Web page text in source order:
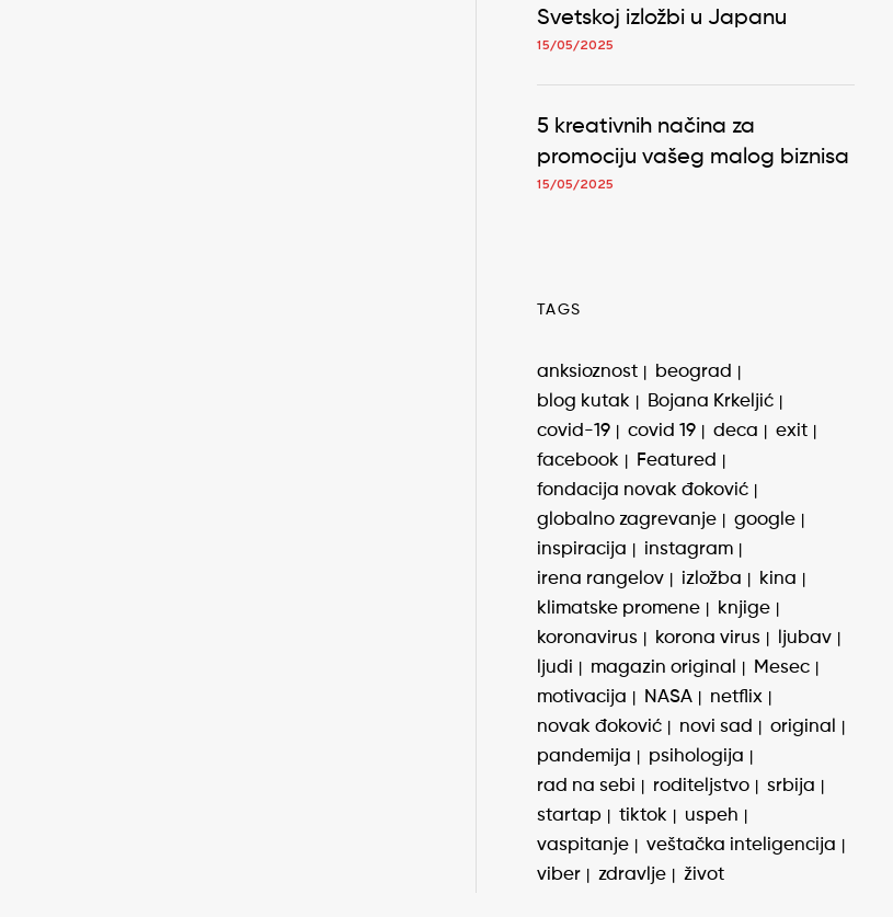
Svetskoj izložbi u Japanu
15/05/2025
5 kreativnih načina za
promociju vašeg malog biznisa
15/05/2025
TAGS
anksioznost
beograd
blog kutak
Bojana Krkeljić
covid-19
covid 19 deca
exit
facebook
Featured
fondacija novak đoković
globalno zagrevanje
google
inspiracija
instagram
irena rangelov
izložba
kina
klimatske promene
knjige
koronavirus
korona virus
ljubav
ljudi
magazin original
Mesec
motivacija
NASA
netflix
novak đoković
novi sad
original
pandemija
psihologija
rad na sebi
roditeljstvo
srbija
startap
tiktok
uspeh
vaspitanje
veštačka inteligencija
viber
zdravlje život